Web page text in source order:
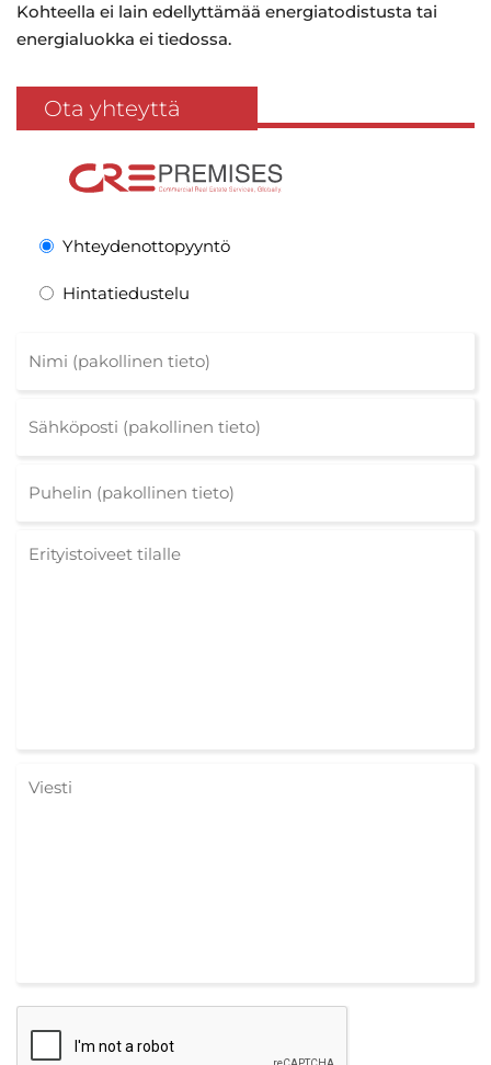
Kohteella ei lain edellyttämää energiatodistusta tai
energialuokka ei tiedossa.
Ota yhteyttä
Yhteydenottopyyntö
Hintatiedustelu